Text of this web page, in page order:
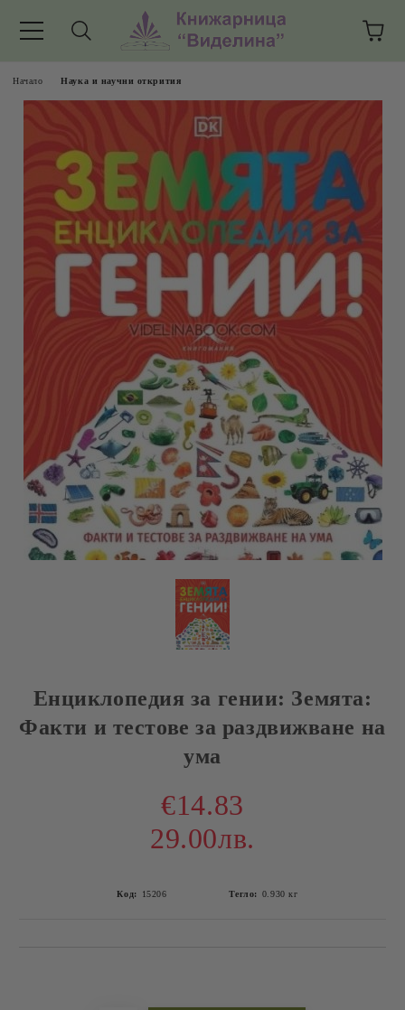
Начало Наука и научни открития
Енциклопедия за гении: Земята:
Факти и тестове за раздвижване на
ума
€14.83
29.00лв.
Код: 15206 Тегло: 0.930 кг